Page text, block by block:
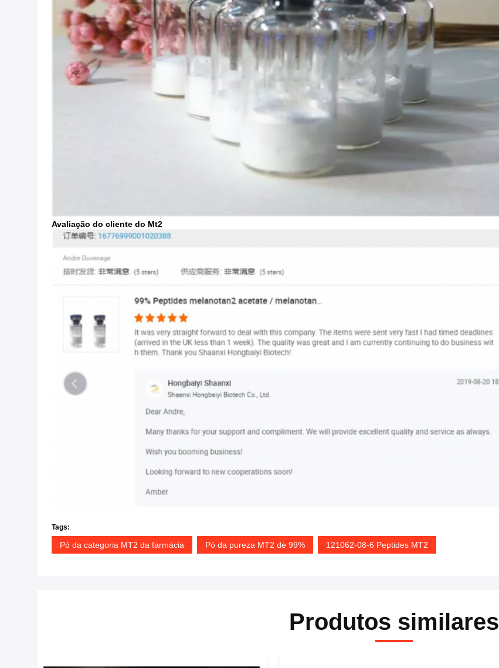
Avaliação do cliente do Mt2
Tags:
Pó da categoria MT2 da farmácia Pó da pureza MT2 de 99% 121062-08-6 Peptides MT2
Produtos similares